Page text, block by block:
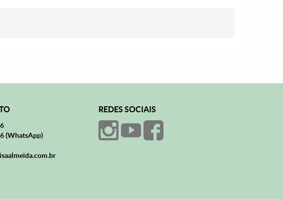
(WhatsApp)
REDES SOCIAIS